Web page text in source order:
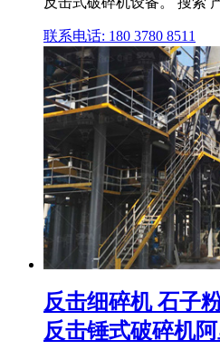
联系电话: 180 3780 8511
反击细碎机 石子
反击锤式破碎机